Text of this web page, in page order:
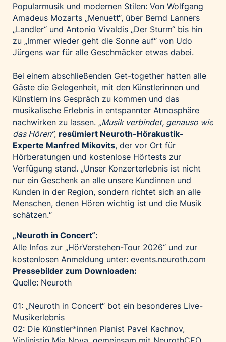
Popularmusik und modernen Stilen: Von Wolfgang
Amadeus Mozarts „Menuett“, über Bernd Lanners
„Landler“ und Antonio Vivaldis „Der Sturm“ bis hin
zu „Immer wieder geht die Sonne auf“ von Udo
Jürgens war für alle Geschmäcker etwas dabei.
Bei einem abschließenden Get-together hatten alle
Gäste die Gelegenheit, mit den Künstlerinnen und
Künstlern ins Gespräch zu kommen und das
musikalische Erlebnis in entspannter Atmosphäre
nachwirken zu lassen. „Musik verbindet, genauso wie
das Hören“, resümiert Neuroth-Hörakustik-
Experte Manfred Mikovits, der vor Ort für
Hörberatungen und kostenlose Hörtests zur
Verfügung stand. „Unser Konzerterlebnis ist nicht
nur ein Geschenk an alle unsere Kundinnen und
Kunden in der Region, sondern richtet sich an alle
Menschen, denen Hören wichtig ist und die Musik
schätzen.“
„Neuroth in Concert“:
Alle Infos zur „HörVerstehen-Tour 2026“ und zur
kostenlosen Anmeldung unter: events.neuroth.com
Pressebilder zum Downloaden:
Quelle: Neuroth
01: „Neuroth in Concert“ bot ein besonderes Live-
Musikerlebnis
02: Die Künstler*innen Pianist Pavel Kachnov,